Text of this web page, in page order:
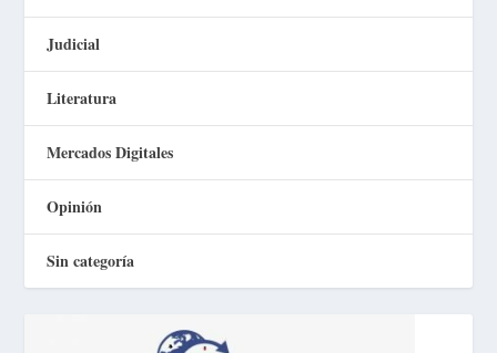
Judicial
Literatura
Mercados Digitales
Opinión
Sin categoría